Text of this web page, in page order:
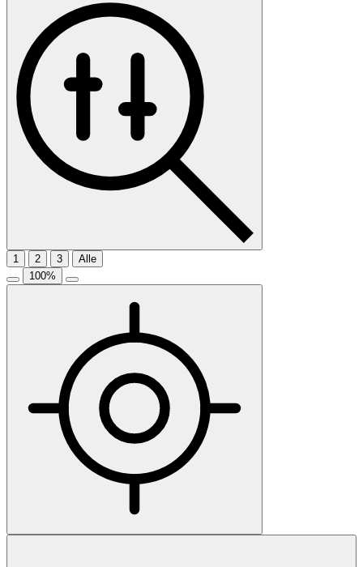
1 2 3
Alle
100%